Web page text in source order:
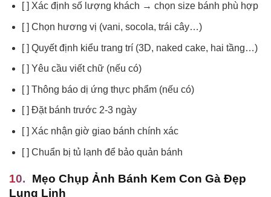
[ ] Xác định số lượng khách → chọn size bánh phù hợp
[ ] Chọn hương vị (vani, socola, trái cây…)
[ ] Quyết định kiểu trang trí (3D, naked cake, hai tầng…)
[ ] Yêu cầu viết chữ (nếu có)
[ ] Thông báo dị ứng thực phẩm (nếu có)
[ ] Đặt bánh trước 2-3 ngày
[ ] Xác nhận giờ giao bánh chính xác
[ ] Chuẩn bị tủ lạnh để bảo quản bánh
Mẹo Chụp Ảnh Bánh Kem Con Gà Đẹp
Lung Linh